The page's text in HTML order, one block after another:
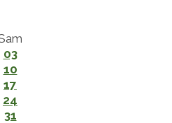
03
10
17
24
31